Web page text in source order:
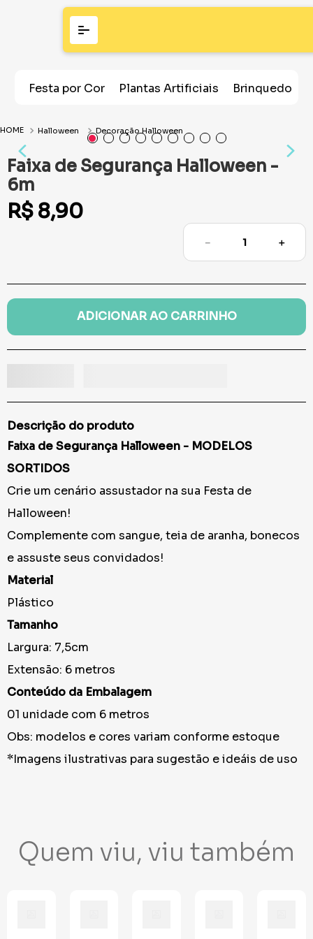
Festa por Cor Plantas Artificiais Brinquedos
Halloween Decoração Halloween
Faixa de Segurança Halloween -
6m
R$ 8,90
＋
－
ADICIONAR AO CARRINHO
Descrição do produto
Faixa de Segurança Halloween - MODELOS
SORTIDOS
Crie um cenário assustador na sua Festa de
Halloween!
Complemente com sangue, teia de aranha, bonecos
e assuste seus convidados!
Material
Plástico
Tamanho
Largura: 7,5cm
Extensão: 6 metros
Conteúdo da Embalagem
01 unidade com 6 metros
Obs: modelos e cores variam conforme estoque
*Imagens ilustrativas para sugestão e ideáis de uso
Quem viu, viu também